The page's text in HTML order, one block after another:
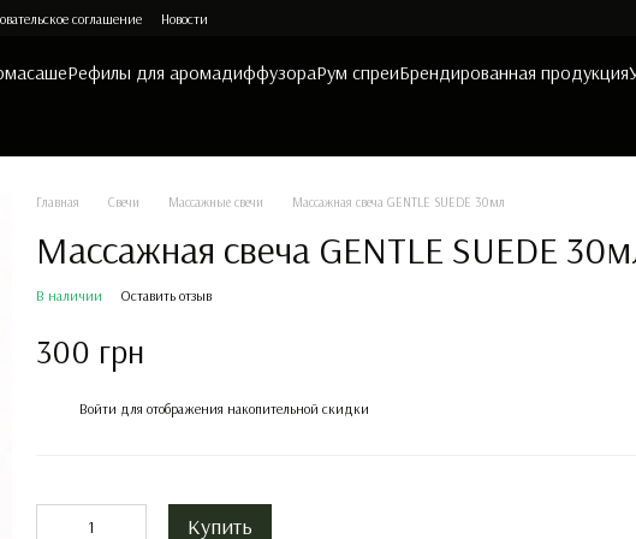
соглашение Новости
Рефилы для аромадиффузораРум спреиБрендированная продукция
Главная Свечи Массажные свечи Массажная свеча GENTLE SUEDE 30мл
Массажная свеча GENTLE SUEDE
В наличии Оставить отзыв
300 грн
Войти для отображения накопительной скидки
Купить